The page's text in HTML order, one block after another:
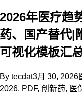
2026年医疗趋
药、国产替代|
可视化模板汇
By tecdat3月 30, 2026
2026, PDF, 创新药, 医